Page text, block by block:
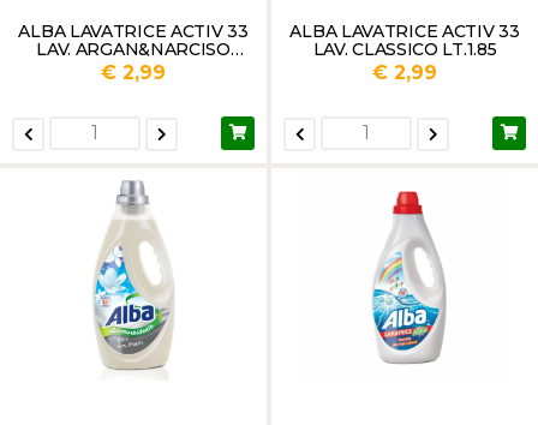
ALBA LAVATRICE ACTIV 33
LAV. ARGAN&NARCISO
LT.1.85
€ 2,99
ALBA LAVATRICE ACTIV 33
LAV. CLASSICO LT.1.85
€ 2,99